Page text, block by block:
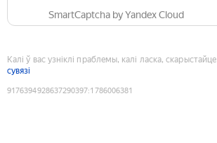
SmartCaptcha by Yandex Cloud
Калі ў вас узніклі праблемы, калі ласка, скарыстайце
сувязі
9176394928637290397:1786006381